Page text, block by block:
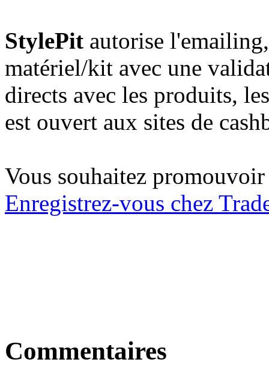
StylePit autorise
matériel/kit avec une
directs avec les produits,
est ouvert aux sites de
Vous souhaitez
Enregistrez-vous chez
Commentaires